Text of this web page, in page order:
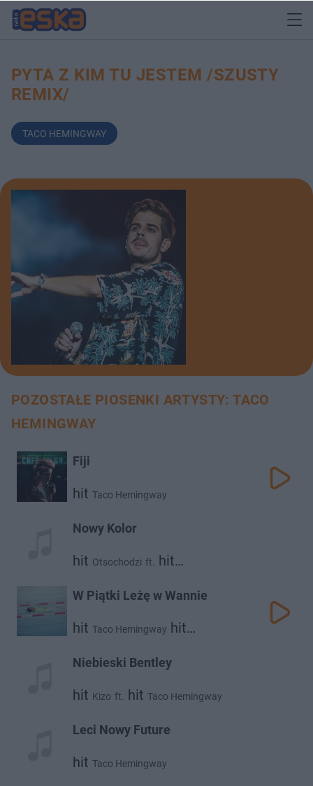
PYTA Z KIM TU JESTEM /SZUSTY
REMIX/
TACO HEMINGWAY
POZOSTAŁE PIOSENKI ARTYSTY: TACO
HEMINGWAY
Fiji
hit Taco Hemingway
Nowy Kolor
hit Otsochodzi ft. hit
W Piątki Leżę w Wannie
hit Taco Hemingway hit
Niebieski Bentley
hit Kizo ft. hit Taco Hemingway
Leci Nowy Future
hit Taco Hemingway